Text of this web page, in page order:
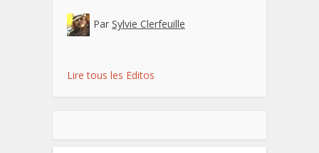
Par Sylvie Clerfeuille
Lire tous les Editos